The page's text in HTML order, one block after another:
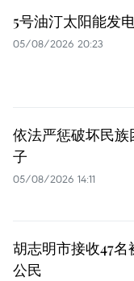
5号油汀太阳能发
05/08/2026 20:23
依法严惩破坏民
子
05/08/2026 14:11
胡志明市接收47
公民